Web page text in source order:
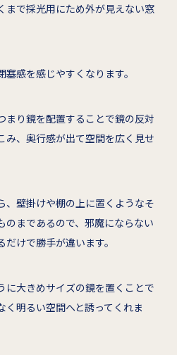
まで採光用にため外が見えない窓
感を感じやすくなります。
まり鏡を配置することで鏡の反対
み、奥行感が出て空間を広く見せ
、壁掛けや棚の上に置くようなそ
のまであるので、邪魔にならない
けで勝手が違います。
に大きめサイズの鏡を置くことで
明るい空間へと誘ってくれま